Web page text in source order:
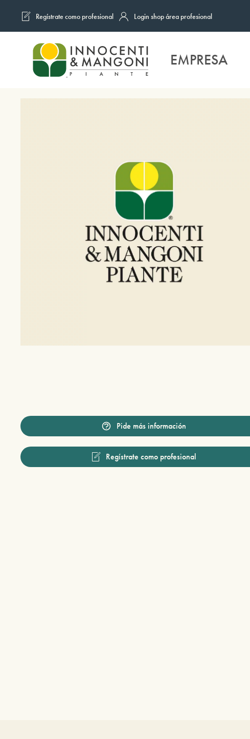
Skip to main content
Regístrate como profesional Login shop área profesional
EMPRESA
Pide más información
Regístrate como profesional